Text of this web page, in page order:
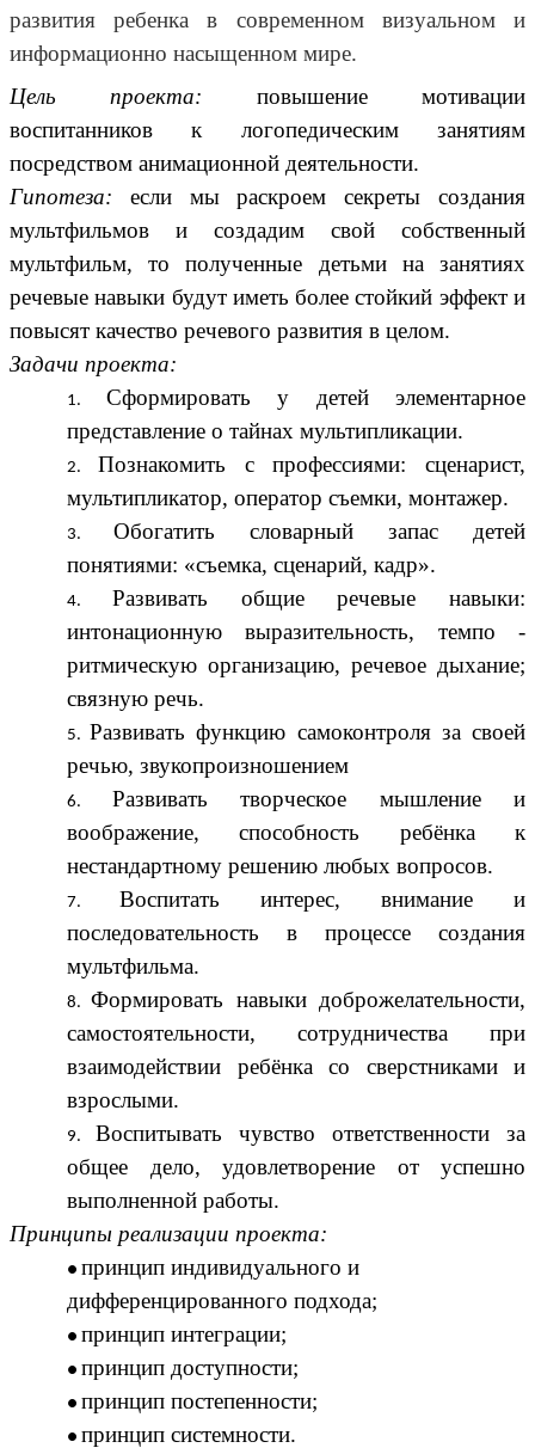
развития ребенка в современном визуальном и
информационно насыщенном мире.
Цель проекта: повышение мотивации
воспитанников к логопедическим занятиям
посредством анимационной деятельности.
Гипотеза: если мы раскроем секреты создания
мультфильмов и создадим свой собственный
мультфильм, то полученные детьми на занятиях
речевые навыки будут иметь более стойкий эффект и
повысят качество речевого развития в целом.
Задачи проекта:
Сформировать у детей элементарное
представление о тайнах мультипликации.
Познакомить с профессиями: сценарист,
мультипликатор, оператор съемки, монтажер.
Обогатить словарный запас детей
понятиями: «съемка, сценарий, кадр».
Развивать общие речевые навыки:
интонационную выразительность, темпо -
ритмическую организацию, речевое дыхание;
связную речь.
Развивать функцию самоконтроля за своей
речью, звукопроизношением
Развивать творческое мышление и
воображение, способность ребёнка к
нестандартному решению любых вопросов.
Воспитать интерес, внимание и
последовательность в процессе создания
мультфильма.
Формировать навыки доброжелательности,
самостоятельности, сотрудничества при
взаимодействии ребёнка со сверстниками и
взрослыми.
Воспитывать чувство ответственности за
общее дело, удовлетворение от успешно
выполненной работы.
Принципы реализации проекта:
принцип индивидуального и
дифференцированного подхода;
принцип интеграции;
принцип доступности;
принцип постепенности;
принцип системности.